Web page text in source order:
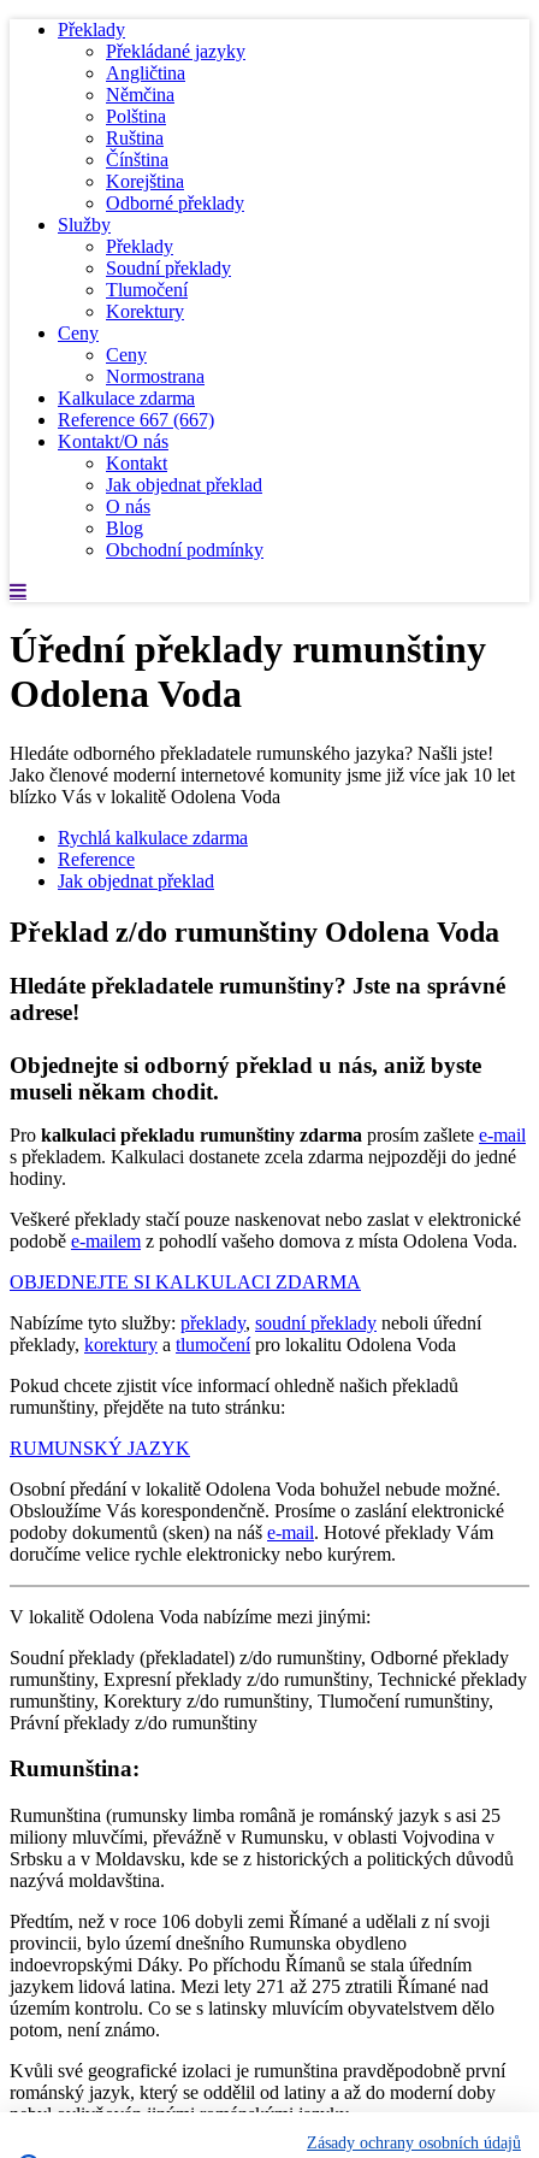
Překlady
Překládané jazyky
Angličtina
Němčina
Polština
Ruština
Čínština
Korejština
Odborné překlady
Služby
Překlady
Soudní překlady
Tlumočení
Korektury
Ceny
Ceny
Normostrana
Kalkulace zdarma
Reference 667 (667)
Kontakt/O nás
Kontakt
Jak objednat překlad
O nás
Blog
Obchodní podmínky
Úřední překlady rumunštiny
Odolena Voda
Hledáte odborného překladatele rumunského jazyka? Našli jste!
Jako členové moderní internetové komunity jsme již více jak 10 let
blízko Vás v lokalitě Odolena Voda
Rychlá kalkulace zdarma
Reference
Jak objednat překlad
Překlad z/do rumunštiny Odolena Voda
Hledáte překladatele rumunštiny? Jste na správné
adrese!
Objednejte si odborný překlad u nás, aniž byste
museli někam chodit.
Pro kalkulaci překladu rumunštiny zdarma prosím zašlete e-mail
s překladem. Kalkulaci dostanete zcela zdarma nejpozději do jedné
hodiny.
Veškeré překlady stačí pouze naskenovat nebo zaslat v elektronické
podobě e-mailem z pohodlí vašeho domova z místa Odolena Voda.
OBJEDNEJTE SI KALKULACI ZDARMA
Nabízíme tyto služby: překlady, soudní překlady neboli úřední
překlady, korektury a tlumočenípro lokalitu Odolena Voda
Pokud chcete zjistit více informací ohledně našich překladů
rumunštiny, přejděte na tuto stránku:
RUMUNSKÝ JAZYK
Osobní předání v lokalitě Odolena Voda bohužel nebude možné.
Obsloužíme Vás korespondenčně. Prosíme o zaslání elektronické
podoby dokumentů (sken) na náš e-mail. Hotové překlady Vám
doručíme velice rychle elektronicky nebo kurýrem.
V lokalitě Odolena Voda nabízíme mezi jinými:
Soudní překlady (překladatel) z/do rumunštiny, Odborné překlady
rumunštiny, Expresní překlady z/do rumunštiny, Technické překlady
rumunštiny, Korektury z/do rumunštiny, Tlumočení rumunštiny,
Právní překlady z/do rumunštiny
Rumunština:
Rumunština (rumunsky limba română je románský jazyk s asi 25
miliony mluvčími, převážně v Rumunsku, v oblasti Vojvodina v
Srbsku a v Moldavsku, kde se z historických a politických důvodů
nazývá moldavština.
Předtím, než v roce 106 dobyli zemi Římané a udělali z ní svoji
provincii, bylo území dnešního Rumunska obydleno
indoevropskými Dáky. Po příchodu Římanů se stala úředním
jazykem lidová latina. Mezi lety 271 až 275 ztratili Římané nad
územím kontrolu. Co se s latinsky mluvícím obyvatelstvem dělo
potom, není známo.
Kvůli své geografické izolaci je rumunština pravděpodobně první
románský jazyk, který se oddělil od latiny a až do moderní doby
nebyl ovlivňován jinými románskými jazyky.
Zásady ochrany osobních údajů